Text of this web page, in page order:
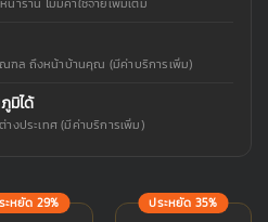
ณฑล ถึงหน้าบ้านคุณ (มีค่าบริการเพิ่ม)
มิได้
งประเทศ (มีค่าบริการเพิ่ม)
ะหยัด 29% ประหยัด 35%